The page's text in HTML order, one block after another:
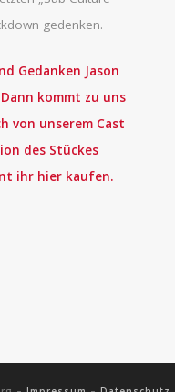
gedenken.
Gedanken Jason
kommt zu uns
von unserem Cast
des Stückes
ihr hier kaufen.